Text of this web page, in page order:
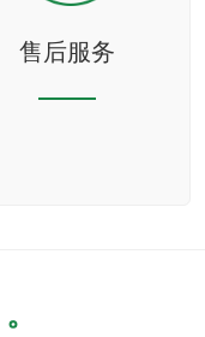
售后服务
。